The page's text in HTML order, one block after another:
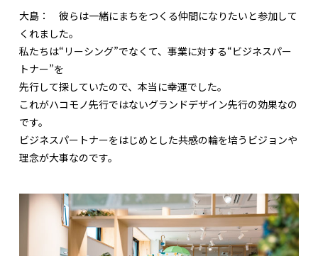
大島： 彼らは一緒にまちをつくる仲間になりたいと参加して
くれました。
私たちは“リーシング”でなくて、事業に対する“ビジネスパー
トナー”を
先行して探していたので、本当に幸運でした。
これがハコモノ先行ではないグランドデザイン先行の効果なの
です。
ビジネスパートナーをはじめとした共感の輪を培うビジョンや
理念が大事なのです。